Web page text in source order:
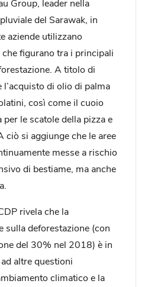
Group, leader nella
del Sarawak, in
aziende utilizzano
figurano tra i principali
A titolo di
di olio di palma
così come il cuoio
per le scatole della pizza e
ciò si aggiunge che le aree
messe a rischio
di bestiame, ma anche
rivela che la
sulla deforestazione (con
del 30% nel 2018) è in
altre questioni
climatico e la